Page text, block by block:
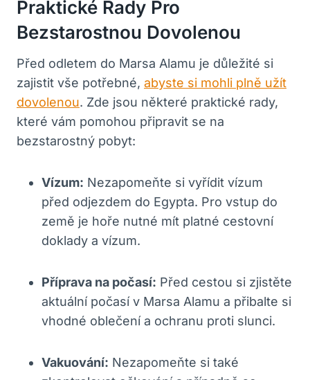
Praktické Rady Pro
Bezstarostnou Dovolenou
Před odletem do Marsa Alamu je důležité si
zajistit vše potřebné, abyste si mohli plně užít
dovolenou. Zde jsou některé praktické rady,
které vám pomohou připravit se na
bezstarostný pobyt:
Vízum: Nezapomeňte si vyřídit vízum
před odjezdem do Egypta. Pro vstup do
země je hoře nutné mít platné cestovní
doklady a vízum.
Příprava na počasí: Před cestou si zjistěte
aktuální počasí v Marsa Alamu a přibalte si
vhodné oblečení a ochranu proti slunci.
Vakuování: Nezapomeňte si také